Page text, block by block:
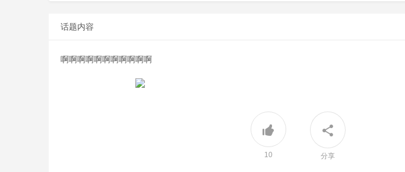
话题内容
啊啊啊啊啊啊啊啊啊啊啊
10 分享